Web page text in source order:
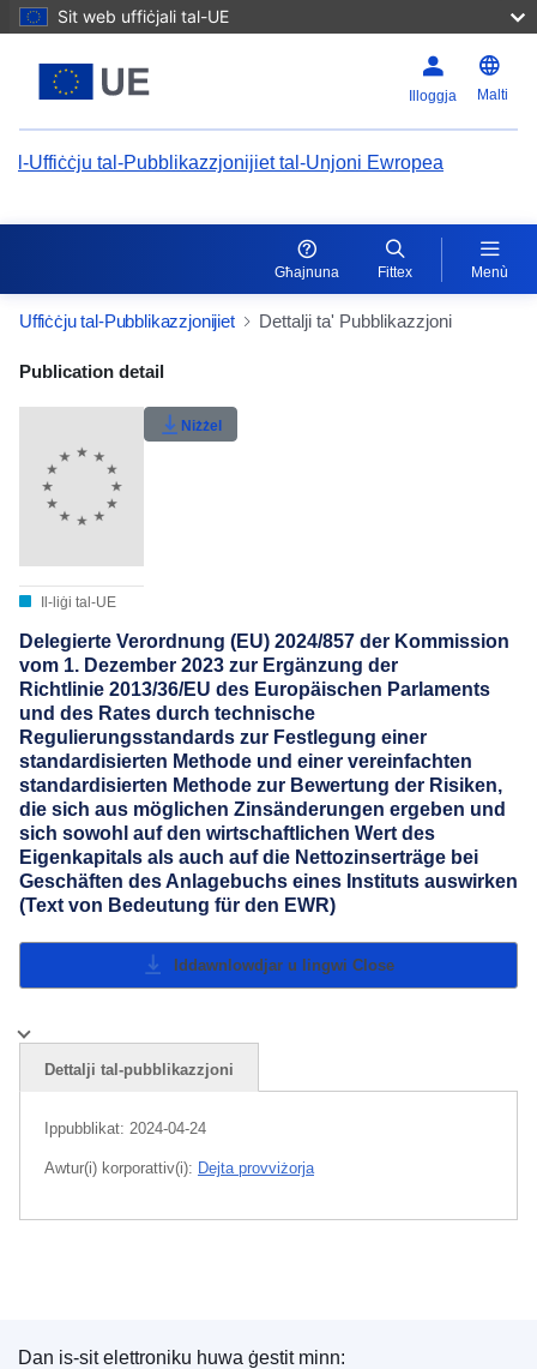
Sit web uffiċjali tal-UE
Illoggja Malti
l-Uffiċċju tal-Pubblikazzjonijiet tal-Unjoni Ewropea
Għajnuna Fittex Menù
Uffiċċju tal-Pubblikazzjonijiet Dettalji ta' Pubblikazzjoni
Publication Detail Actions Portlet
Klassifikazzjoni tal-utent
Publication detail
Il-liġi tal-UE
Niżżel
Delegierte Verordnung (EU) 2024/857 der Kommission
vom 1. Dezember 2023 zur Ergänzung der
Richtlinie 2013/36/EU des Europäischen Parlaments
und des Rates durch technische
Regulierungsstandards zur Festlegung einer
standardisierten Methode und einer vereinfachten
standardisierten Methode zur Bewertung der Risiken,
die sich aus möglichen Zinsänderungen ergeben und
sich sowohl auf den wirtschaftlichen Wert des
Eigenkapitals als auch auf die Nettozinserträge bei
Geschäften des Anlagebuchs eines Instituts auswirken
(Text von Bedeutung für den EWR)
Iddawnlowdjar u lingwi Close
Dettalji tal-pubblikazzjoni
Ippubblikat: 2024-04-24
Awtur(i) korporattiv(i): Dejta provviżorja
Dan is-sit elettroniku huwa ġestit minn: